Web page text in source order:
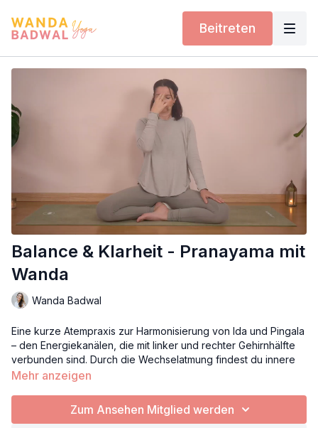
Beitreten
Balance & Klarheit - Pranayama mit
Wanda
Wanda Badwal
Eine kurze Atempraxis zur Harmonisierung von Ida und Pingala
– den Energiekanälen, die mit linker und rechter Gehirnhälfte
verbunden sind. Durch die Wechselatmung findest du innere
Balance, beruhigst dein Nervensystem und schärfst deinen
Perfekt für zwischendurch, um Klarheit zu gewinnen, Stress zu
Mehr anzeigen
Zum Ansehen Mitglied werden